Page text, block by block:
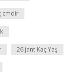
cmdir
26 jant Kaç Yaş